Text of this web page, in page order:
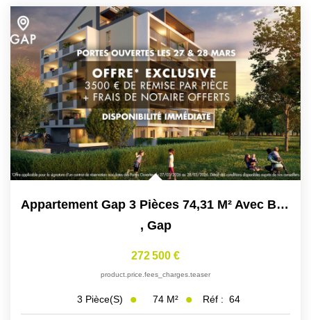
Appartement Gap 3 Pièces 74,31 M² Avec Balcon De 21,19 M²
, Gap
272 500 €
product.price.fees_charges.teaser
3 Pièce(s) 74 M² Réf : 64